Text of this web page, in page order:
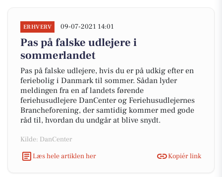
ERHVERV 09-07-2021 14:01
Pas på falske udlejere i
sommerlandet
Pas på falske udlejere, hvis du er på udkig efter en
feriebolig i Danmark til sommer. Sådan lyder
meldingen fra en af landets førende
feriehusudlejere DanCenter og Feriehusudlejernes
Brancheforening, der samtidig kommer med gode
råd til, hvordan du undgår at blive snydt.
Kilde: DanCenter
Læs hele artiklen her
Kopiér link